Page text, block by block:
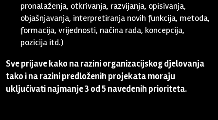
pronalaženja, otkrivanja, razvijanja, opisivanja,
objašnjavanja, interpretiranja novih funkcija, metoda,
formacija, vrijednosti, načina rada, koncepcija,
pozicija itd.)
Sve prijave kako na razini organizacijskog djelovanja
tako i na razini predloženih projekata moraju
uključivati najmanje 3 od 5 navedenih prioriteta.